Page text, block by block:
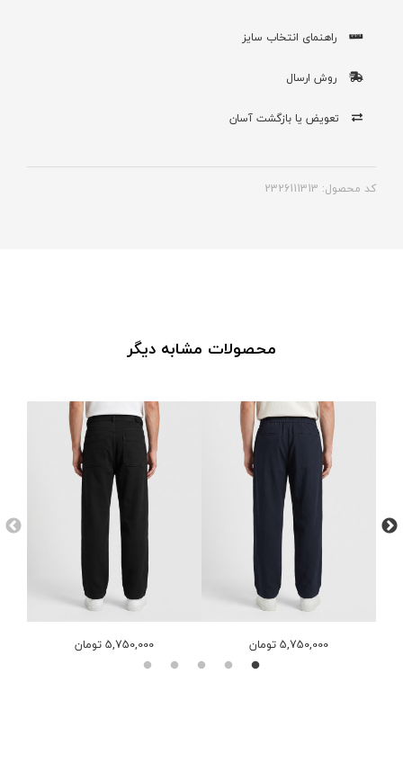
راهنمای انتخاب سایز
روش ارسال
تعویض یا بازگشت آسان
کد محصول: 2326111313
محصولات مشابه دیگر
5,750,000 تومان 5,750,000 تومان